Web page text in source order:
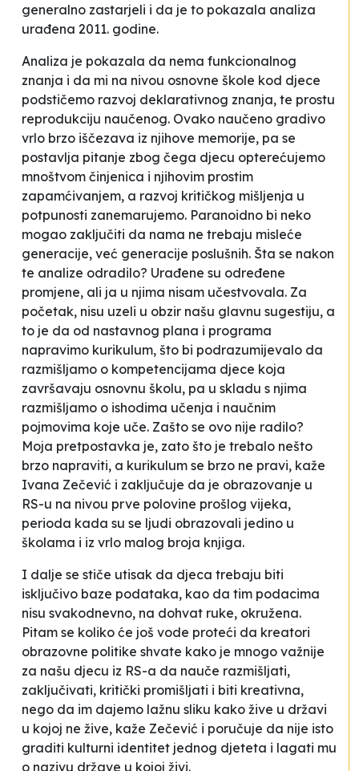
generalno zastarjeli i da je to pokazala analiza
urađena 2011. godine.
Analiza je pokazala da nema funkcionalnog
znanja i da mi na nivou osnovne škole kod djece
podstičemo razvoj deklarativnog znanja, te prostu
reprodukciju naučenog. Ovako naučeno gradivo
vrlo brzo iščezava iz njihove memorije, pa se
postavlja pitanje zbog čega djecu opterećujemo
mnoštvom činjenica i njihovim prostim
zapamćivanjem, a razvoj kritičkog mišljenja u
potpunosti zanemarujemo. Paranoidno bi neko
mogao zaključiti da nama ne trebaju misleće
generacije, već generacije poslušnih. Šta se nakon
te analize odradilo? Urađene su određene
promjene, ali ja u njima nisam učestvovala. Za
početak, nisu uzeli u obzir našu glavnu sugestiju, a
to je da od nastavnog plana i programa
napravimo kurikulum, što bi podrazumijevalo da
razmišljamo o kompetencijama djece koja
završavaju osnovnu školu, pa u skladu s njima
razmišljamo o ishodima učenja i naučnim
pojmovima koje uče. Zašto se ovo nije radilo?
Moja pretpostavka je, zato što je trebalo nešto
brzo napraviti, a kurikulum se brzo ne pravi, kaže
Ivana Zečević i zaključuje da je obrazovanje u
RS-u na nivou prve polovine prošlog vijeka,
perioda kada su se ljudi obrazovali jedino u
školama i iz vrlo malog broja knjiga.
I dalje se stiče utisak da djeca trebaju biti
isključivo baze podataka, kao da tim podacima
nisu svakodnevno, na dohvat ruke, okružena.
Pitam se koliko će još vode proteći da kreatori
obrazovne politike shvate kako je mnogo važnije
za našu djecu iz RS-a da nauče razmišljati,
zaključivati, kritički promišljati i biti kreativna,
nego da im dajemo lažnu sliku kako žive u državi
u kojoj ne žive, kaže Zečević i poručuje da nije isto
graditi kulturni identitet jednog djeteta i lagati mu
o nazivu države u kojoj živi.